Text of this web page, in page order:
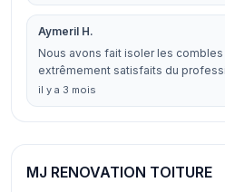
Aymeril H.
Nous avons fait isoler les
extrêmement satisfaits du
il y a 3 mois
MJ RENOVATION TOITURE